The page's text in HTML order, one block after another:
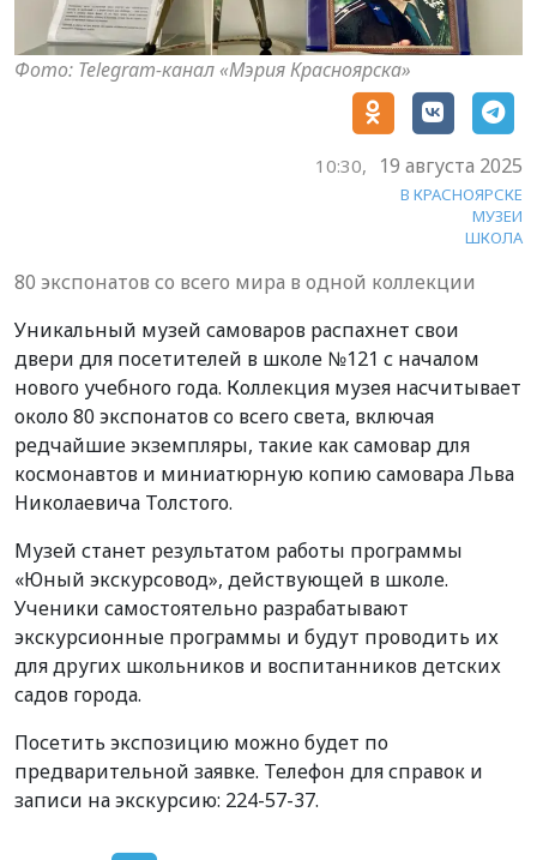
Фото: Telegram-канал «Мэрия Красноярска»
10:30, 19 августа 2025
В КРАСНОЯРСКЕ
МУЗЕИ
ШКОЛА
80 экспонатов со всего мира в одной коллекции
Уникальный музей самоваров распахнет свои
двери для посетителей в школе №121 с началом
нового учебного года. Коллекция музея насчитывает
около 80 экспонатов со всего света, включая
редчайшие экземпляры, такие как самовар для
космонавтов и миниатюрную копию самовара Льва
Николаевича Толстого.
Музей станет результатом работы программы
«Юный экскурсовод», действующей в школе.
Ученики самостоятельно разрабатывают
экскурсионные программы и будут проводить их
для других школьников и воспитанников детских
садов города.
Посетить экспозицию можно будет по
предварительной заявке. Телефон для справок и
записи на экскурсию: 224-57-37.